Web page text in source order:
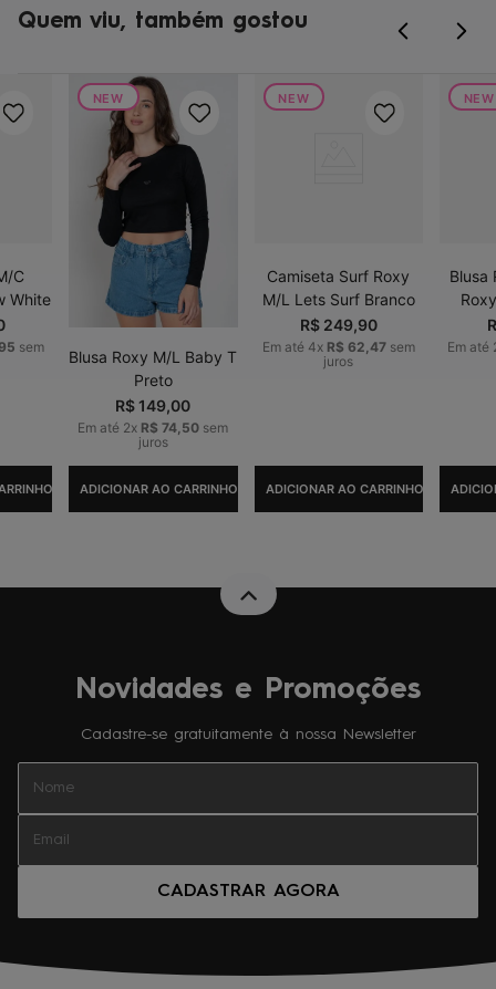
Quem viu, também gostou
C
White
sem
NEW
Blusa Roxy M/L Baby T
Preto
R$149,00
Em até 2x R$ 74 50 sem
juros
ADICIONAR AO CARRINHO
NEW
Camiseta Surf Roxy
M/L Lets Surf Branco
R$ 249,90
Em até 4x R$ 62 47sem
juros
ADICIONAR AO CARRINHO
NEW
Blusa
Em até
Novidades e Promoções
Cadastre-se gratuitamente à nossa Newsletter
CADASTRAR AGORA